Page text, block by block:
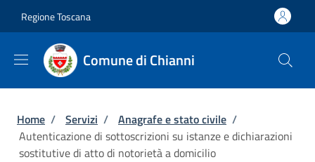
Regione Toscana
Comune di Chianni
Briciole di pane
Home / Servizi / Anagrafe e stato civile /
Autenticazione di sottoscrizioni su istanze e dichiarazioni
sostitutive di atto di notorietà a domicilio